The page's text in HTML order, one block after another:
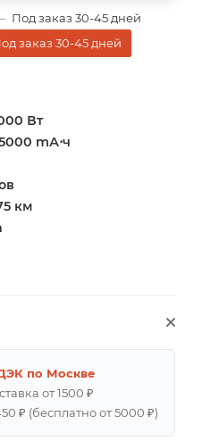
Под заказ 30-45 дней
заказ 30-45 дней
Вт
mА⋅ч
км
по Москве
от 1500 ₽
₽ (бесплатно от 5000 ₽)